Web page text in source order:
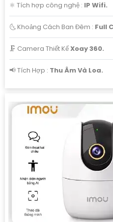
⚛️ Tích hợp công nghệ : IP Wifi.
🌜 Khoảng Cách Ban Đêm : Full
🗜️ Camera Thiết KếXoay 360.
️📢 Tích Hợp : Thu Âm Và Loa.